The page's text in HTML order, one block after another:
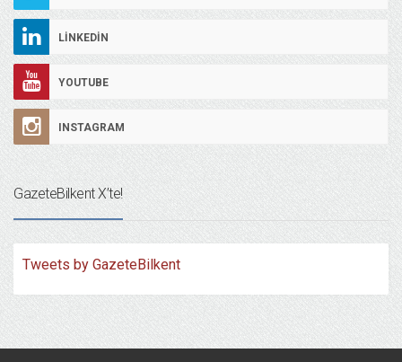
LINKEDIN
YOUTUBE
INSTAGRAM
GazeteBilkent X’te!
Tweets by GazeteBilkent